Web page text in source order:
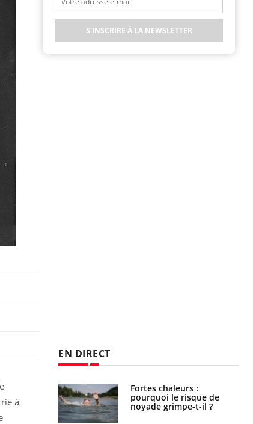
à
EN DIRECT
t-elle
?
Fortes chaleurs :
pourquoi le risque de
noyade grimpe-t-il ?
S'INSCRIRE À LA NEWSLETTER